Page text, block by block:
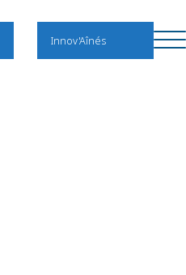
Innov'Aînés